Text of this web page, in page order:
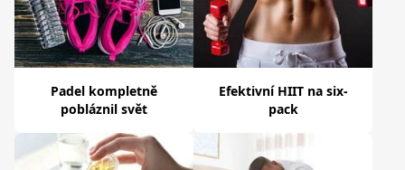
Padel kompletně
pobláznil svět
Efektivní HIIT na six-
pack